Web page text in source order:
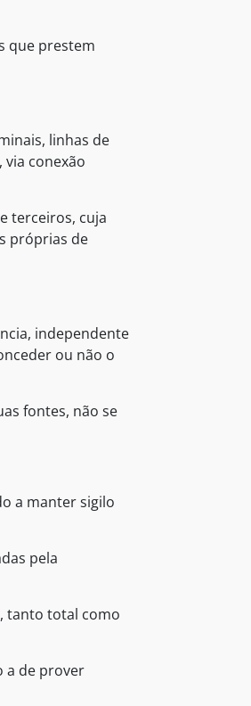
que prestem
linhas de
via conexão
terceiros, cuja
próprias de
independente
ou não o
fontes, não se
a manter sigilo
pela
tanto total como
a de prover